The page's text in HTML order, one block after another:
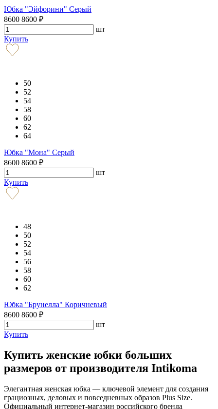
Юбка "Эйфорини" Серый
8600 8600 ₽
шт
Купить
50
52
54
58
60
62
64
Юбка "Мона" Серый
8600 8600 ₽
шт
Купить
48
50
52
54
56
58
60
62
Юбка "Брунелла" Коричневый
8600 8600 ₽
шт
Купить
Купить женские юбки больших
размеров от производителя Intikoma
Элегантная женская юбка — ключевой элемент для создания
грациозных, деловых и повседневных образов Plus Size.
Официальный интернет-магазин российского бренда